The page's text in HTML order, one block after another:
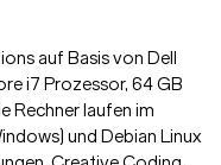
auf Basis von Dell
i7 Prozessor, 64 GB
Rechner laufen im
und Debian Linux